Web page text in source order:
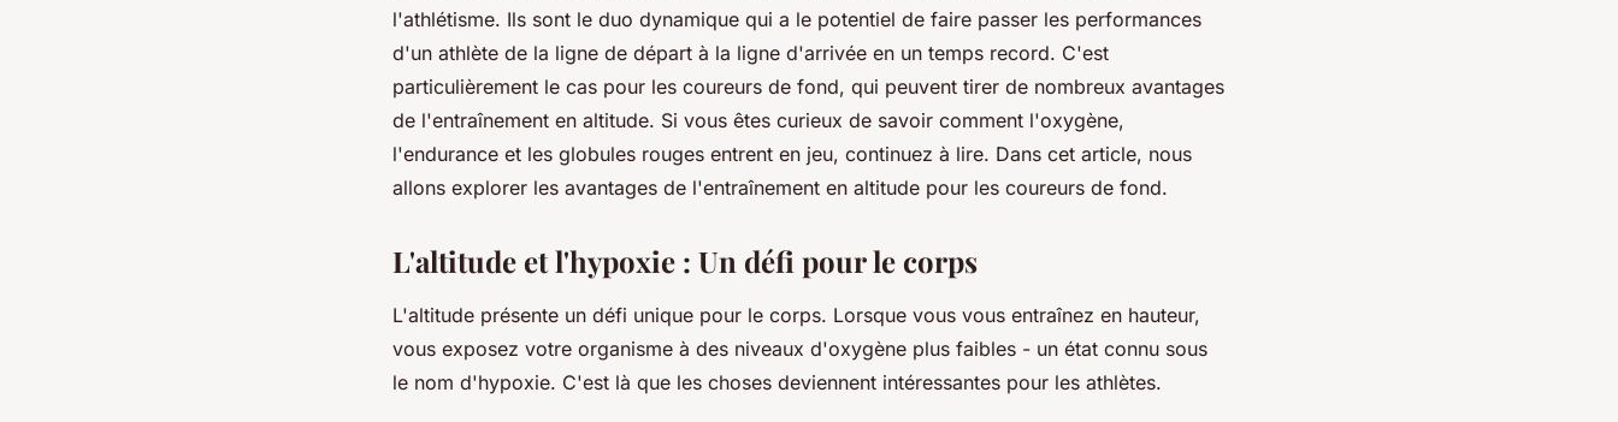
l'athlétisme. Ils sont le duo dynamique qui a le potentiel de faire passer les performances
d'un athlète de la ligne de départ à la ligne d'arrivée en un temps record. C'est
particulièrement le cas pour les coureurs de fond, qui peuvent tirer de nombreux avantages
de l'entraînement en altitude. Si vous êtes curieux de savoir comment l'oxygène,
l'endurance et les globules rouges entrent en jeu, continuez à lire. Dans cet article, nous
allons explorer les avantages de l'entraînement en altitude pour les coureurs de fond.
L'altitude et l'hypoxie : Un défi pour le corps
L'altitude présente un défi unique pour le corps. Lorsque vous vous entraînez en hauteur,
vous exposez votre organisme à des niveaux d'oxygène plus faibles - un état connu sous
le nom d'hypoxie. C'est là que les choses deviennent intéressantes pour les athlètes.